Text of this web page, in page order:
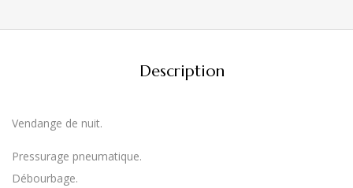
Description
Vendange de nuit.
Pressurage pneumatique.
Débourbage.